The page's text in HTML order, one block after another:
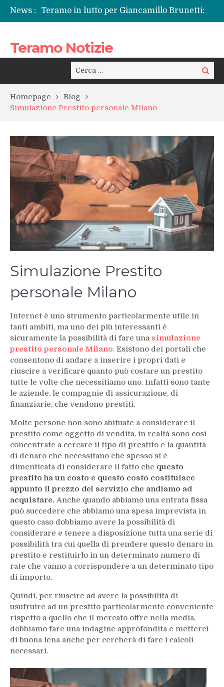
News :
Teramo in lutto per Giancamillo Brunetti:
l’addio a un volto conosciuto, tra sgomento
La Sp50 di Teramo e quel dolore che si
ripete: l’ennesima vita spezzata
Centrissimo: non solo festa, ma un treno
per la rinascita del centro storico
pericoli noti e interventi necessari
Prefettura di Teramo, una nuova guida:
Teramo Notizie
Cerca: Cerca
Homepage
Blog
Simulazione Prestito personale Milano
Simulazione Prestito
personale Milano
Internet è uno strumento particolarmente utile in
tanti ambiti, ma uno dei più interessanti è
sicuramente la possibilità di fare una simulazione
prestito personale Milano. Esistono dei portali che
consentono di andare a inserire i propri dati e
riuscire a verificare quanto può costare un prestito
tutte le volte che necessitiamo uno. Infatti sono tante
le aziende, le compagnie di assicurazione, di
finanziarie, che vendono prestiti.
Molte persone non sono abituate a considerare il
prestito come oggetto di vendita, in realtà sono così
concentrate a cercare il tipo di prestito e la quantità
di denaro che necessitano che spesso si è
dimenticata di considerare il fatto che questo
prestito ha un costo e questo costo costituisce
appunto il prezzo del servizio che andiamo ad
acquistare. Anche quando abbiamo una entrata fissa
può succedere che abbiamo una spesa imprevista in
questo caso dobbiamo avere la possibilità di
considerare e tenere a disposizione tutta una serie di
possibilità tra cui quella di prendere questo denaro in
prestito e restituirlo in un determinato numero di
rate che vanno a corrispondere a un determinato tipo
di importo.
Quindi, per riuscire ad avere la possibilità di
usufruire ad un prestito particolarmente conveniente
rispetto a quello che il mercato offre nella media,
dobbiamo fare una indagine approfondita e metterci
di buona lena anche per cercherà di fare i calcoli
necessari.